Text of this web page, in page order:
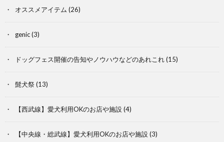
オススメアイテム (26)
genic(3)
ドッグフェス開催の告知やノウハウなどのあれこれ(15)
髭犬祭 (13)
【西武線】愛犬利用OKのお店や施設(4)
【中央線・総武線】愛犬利用OKのお店や施設(3)